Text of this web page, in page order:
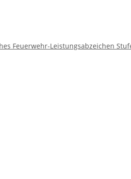
Feuerwehr-Leistungsabzeichen